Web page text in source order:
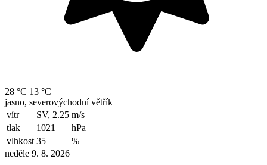
28 °C 13 °C
jasno, severovýchodní větřík
vítr
SV, 2.25 m/s
tlak
1021
hPa
vlhkost 35
%
neděle 9. 8. 2026